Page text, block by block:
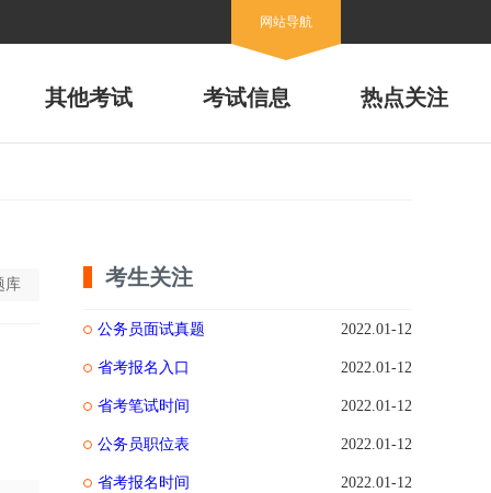
网站导航
其他考试 考试信息 热点关注
库 考生关注
公务员面试真题
省考报名入口
省考笔试时间
公务员职位表
省考报名时间
2022.01-12
2022.01-12
2022.01-12
2022.01-12
2022.01-12